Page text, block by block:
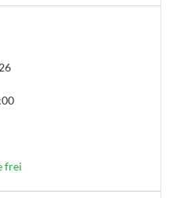
frei